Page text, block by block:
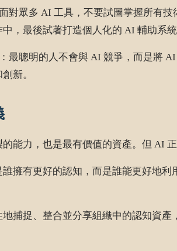
面對眾多 AI 工具，不要試圖掌握所有
，最後試著打造個人化的 AI 輔助系統
：最聰明的人不會與 AI 競爭，而是將
新。
能力，也是最有價值的資產。但 AI 正
擁有更好的認知，而是誰能更好地
捕捉、整合並分享組織中的認知資